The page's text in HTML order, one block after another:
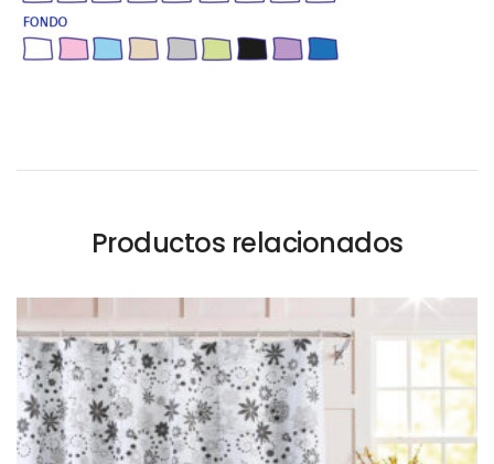
Productos relacionados